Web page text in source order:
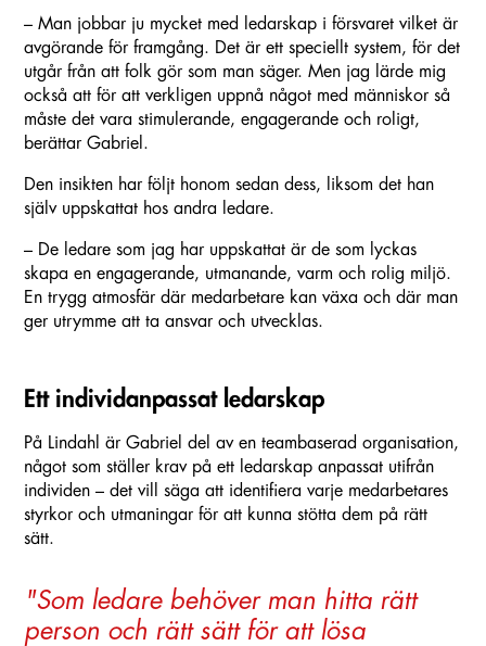
– Man jobbar ju mycket med ledarskap i försvaret vilket är
avgörande för framgång. Det är ett speciellt system, för det
utgår från att folk gör som man säger. Men jag lärde mig
också att för att verkligen uppnå något med människor så
måste det vara stimulerande, engagerande och roligt,
berättar Gabriel.
Den insikten har följt honom sedan dess, liksom det han
själv uppskattat hos andra ledare.
– De ledare som jag har uppskattat är de som lyckas
skapa en engagerande, utmanande, varm och rolig miljö.
En trygg atmosfär där medarbetare kan växa och där man
ger utrymme att ta ansvar och utvecklas.
Ett individanpassat ledarskap
På Lindahl är Gabriel del av en teambaserad organisation,
något som ställer krav på ett ledarskap anpassat utifrån
individen – det vill säga att identifiera varje medarbetares
styrkor och utmaningar för att kunna stötta dem på rätt
sätt.
"Som ledare behöver man hitta rätt
person och rätt sätt för att lösa